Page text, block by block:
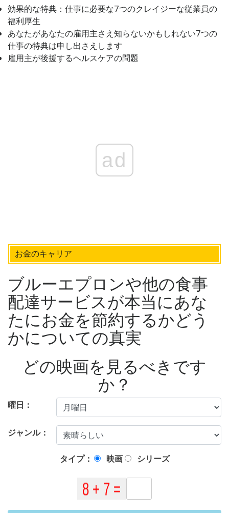
効果的な特典：仕事に必要な7つのクレイジーな従業員の
福利厚生
あなたがあなたの雇用主さえ知らないかもしれない7つの
仕事の特典は申し出さえします
雇用主が後援するヘルスケアの問題
ad
お金のキャリア
ブルーエプロンや他の食事
配達サービスが本当にあな
たにお金を節約するかどう
かについての真実
どの映画を見るべきです
か？
曜日：
ジャンル：
タイプ： 映画 シリーズ